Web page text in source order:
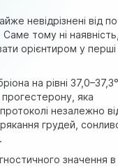
невідрізнені від
тому ні
орієнтиром у
на рівні
прогестерону, яка
незалежно
грудей,
значення в